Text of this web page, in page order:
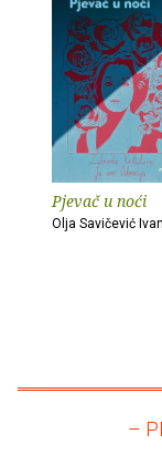
Pjevač u noći
Olja Savičević
–